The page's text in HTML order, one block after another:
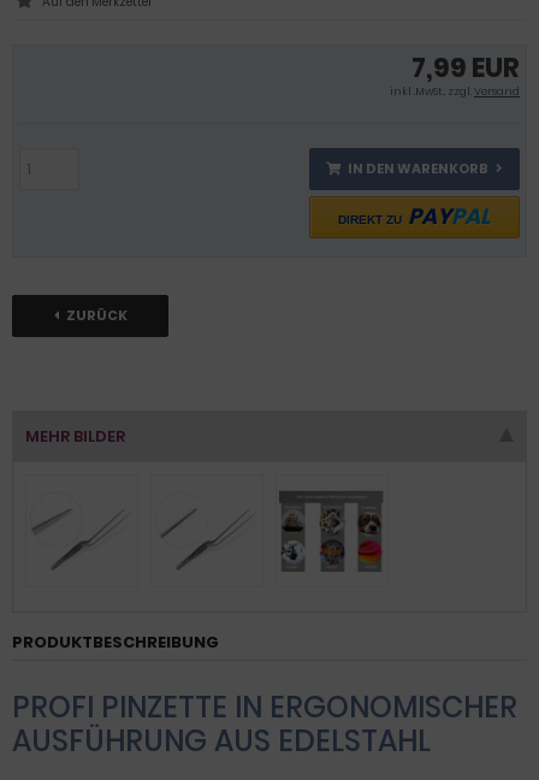
7,99 EUR
inkl .MwSt., zzgl.Versand
IN DEN WARENKORB
DIREKT ZU PAYPAL
ZURÜCK
MEHR BILDER
PRODUKTBESCHREIBUNG
PROFI PINZETTE IN ERGONOMISCHER
AUSFÜHRUNG AUS EDELSTAHL